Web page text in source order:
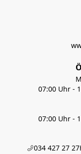
07:00 Uhr -
07:00 Uhr -
034 427 27 27